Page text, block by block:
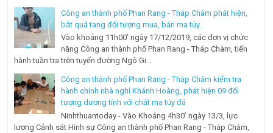
Công an thành phố Phan Rang - Tháp Chàm phát hiện,
bắt quả tang đối tượng mua, bán ma túy.
Vào khoảng 11h00’ ngày 17/12/2019, các đơn vị chức
năng Công an thành phố Phan Rang - Tháp Chàm, tiến
hành tuần tra trên tuyến đường Ngô Gi...
Công an thành phố Phan Rang - Tháp Chàm kiểm tra
hành chính nhà nghỉ Khánh Hoàng, phát hiện 09 đối
tượng dương tính với chất ma túy đá
Ninhthuantoday - Vào Khoảng 4h30’ ngày 13/3, lực
lượng Cảnh sát Hình sự Công an thành phố Phan Rang - Tháp Chàm,